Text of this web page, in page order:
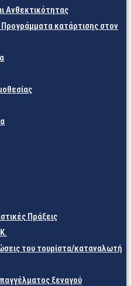
Ανθεκτικότητας
κατάρτισης στον
Πράξεις
του τουρίστα/καταναλωτή
ξεναγού